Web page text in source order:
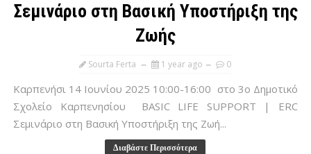
Σεμινάριο στη Βασική Υποστήριξη της
Ζωής
Sourta Ferta 1 year ago 0
Καρπενήσι 14 Ιουνίου 2025 10:00-16:00 στο 3ο Δημοτικό
Σχολείο Καρπενησίου BASIC LIFE SUPPORT | ERC
Σεμινάριο στη Βασική Υποστήριξη της Ζωή...
Διαβάστε Περισσότερα